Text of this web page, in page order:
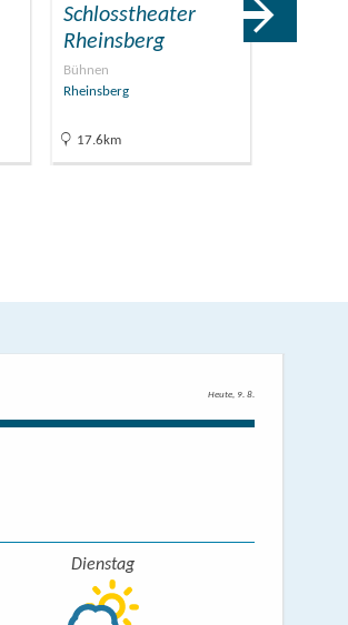
Schlosstheater
Rheinsberg
Bühnen
Rheinsberg
17.6km
Heute, 9. 8.
Dienstag